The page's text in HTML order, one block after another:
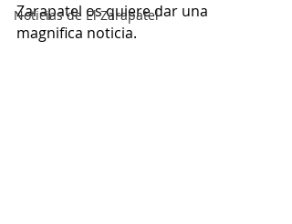
Noticias de El Zarapatel
Zarapatel os quiere dar una
magnifica noticia.